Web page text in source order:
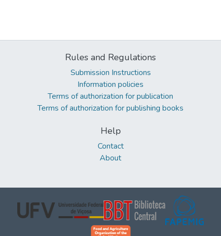
Rules and Regulations
Submission Instructions
Information policies
Terms of authorization for publication
Terms of authorization for publishing books
Help
Contact
About